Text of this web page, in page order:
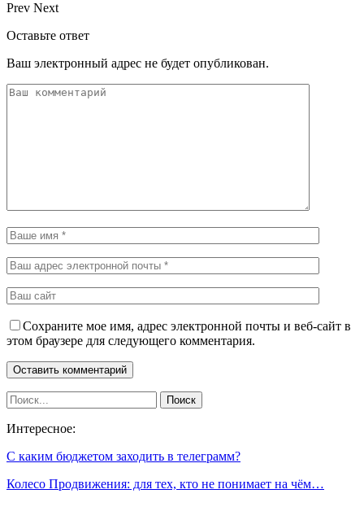
Prev Next
Оставьте ответ
Ваш электронный адрес не будет опубликован.
Сохраните мое имя, адрес электронной почты и веб-сайт в
этом браузере для следующего комментария.
Интересное:
С каким бюджетом заходить в телеграмм?
Колесо Продвижения: для тех, кто не понимает на чём…